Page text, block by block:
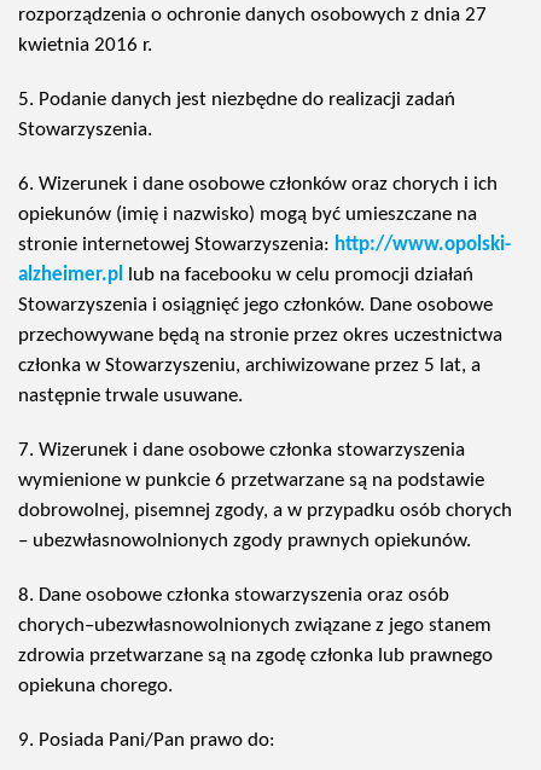
rozporządzenia o ochronie danych osobowych z dnia 27
kwietnia 2016 r.
5. Podanie danych jest niezbędne do realizacji zadań
Stowarzyszenia.
6. Wizerunek i dane osobowe członków oraz chorych i ich
opiekunów (imię i nazwisko) mogą być umieszczane na
stronie internetowej Stowarzyszenia: http://www.opolski-
alzheimer.pl
lub na facebooku w celu promocji działań
Stowarzyszenia i osiągnięć jego członków. Dane osobowe
przechowywane będą na stronie przez okres uczestnictwa
członka w Stowarzyszeniu, archiwizowane przez 5 lat, a
następnie trwale usuwane.
7. Wizerunek i dane osobowe członka stowarzyszenia
wymienione w punkcie 6 przetwarzane są na podstawie
dobrowolnej, pisemnej zgody, a w przypadku osób chorych
– ubezwłasnowolnionych zgody prawnych opiekunów.
8. Dane osobowe członka stowarzyszenia oraz osób
chorych–ubezwłasnowolnionych związane z jego stanem
zdrowia przetwarzane są na zgodę członka lub prawnego
opiekuna chorego.
9. Posiada Pani/Pan prawo do: